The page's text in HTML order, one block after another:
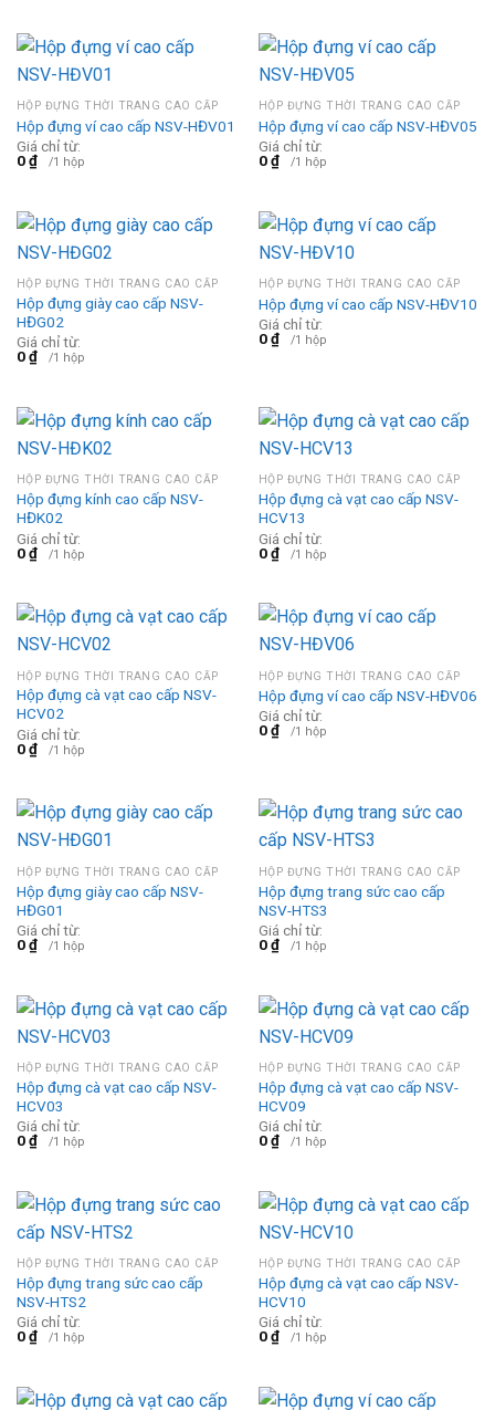
HỘP ĐỰNG THỜI TRANG CAO CẤP
Hộp đựng ví cao cấp NSV-HĐV01
Giá chỉ từ:
0₫ /1 hộp
HỘP ĐỰNG THỜI TRANG CAO CẤP
Hộp đựng ví cao cấp NSV-HĐV05
Giá chỉ từ:
0₫ /1 hộp
HỘP ĐỰNG THỜI TRANG CAO CẤP
Hộp đựng giày cao cấp NSV-
HĐG02
Giá chỉ từ:
0₫ /1 hộp
HỘP ĐỰNG THỜI TRANG CAO CẤP
Hộp đựng ví cao cấp NSV-HĐV10
Giá chỉ từ:
0₫ /1 hộp
HỘP ĐỰNG THỜI TRANG CAO CẤP
Hộp đựng kính cao cấp NSV-
HĐK02
Giá chỉ từ:
0₫ /1 hộp
HỘP ĐỰNG THỜI TRANG CAO CẤP
Hộp đựng cà vạt cao cấp NSV-
HCV13
Giá chỉ từ:
0₫ /1 hộp
HỘP ĐỰNG THỜI TRANG CAO CẤP
Hộp đựng cà vạt cao cấp NSV-
HCV02
Giá chỉ từ:
0₫ /1 hộp
HỘP ĐỰNG THỜI TRANG CAO CẤP
Hộp đựng ví cao cấp NSV-HĐV06
Giá chỉ từ:
0₫ /1 hộp
HỘP ĐỰNG THỜI TRANG CAO CẤP
Hộp đựng giày cao cấp NSV-
HĐG01
Giá chỉ từ:
0₫ /1 hộp
HỘP ĐỰNG THỜI TRANG CAO CẤP
Hộp đựng trang sức cao cấp
NSV-HTS3
Giá chỉ từ:
0₫ /1 hộp
HỘP ĐỰNG THỜI TRANG CAO CẤP
Hộp đựng cà vạt cao cấp NSV-
HCV03
Giá chỉ từ:
0₫ /1 hộp
HỘP ĐỰNG THỜI TRANG CAO CẤP
Hộp đựng cà vạt cao cấp NSV-
HCV09
Giá chỉ từ:
0₫ /1 hộp
HỘP ĐỰNG THỜI TRANG CAO CẤP
Hộp đựng trang sức cao cấp
NSV-HTS2
Giá chỉ từ:
0₫ /1 hộp
HỘP ĐỰNG THỜI TRANG CAO CẤP
Hộp đựng cà vạt cao cấp NSV-
HCV10
Giá chỉ từ:
0₫ /1 hộp